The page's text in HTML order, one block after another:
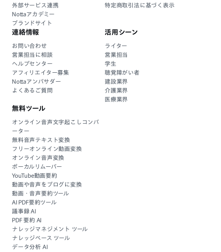
外部サービス連携
Nottaアカデミー
ブランドサイト
特定商取引法に基づく表示
連絡情報
お問い合わせ
営業担当に相談
ヘルプセンター
アフィリエイター募集
Nottaアンバサダー
よくあるご質問
活用シーン
ライター
営業担当
学生
聴覚障がい者
建設業界
介護業界
医療業界
無料ツール
オンライン音声文字起こしコンバ
ーター
無料音声テキスト変換
フリーオンライン動画変換
オンライン音声変換
ボーカルリムーバー
YouTube動画要約
動画や音声をブログに変換
動画・音声要約ツール
AI PDF要約ツール
議事録 AI
PDF 要約 AI
ナレッジマネジメント ツール
ナレッジベース ツール
データ分析 AI